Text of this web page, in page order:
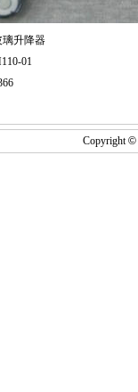
璃升降器
01
Copyright ©